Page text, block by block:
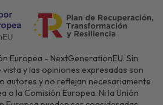
Europea - NextGenerationEU. Sin
y las opiniones expresadas son
autores y no reflejan necesariamente
o la Comisión Europea. Ni la Unión